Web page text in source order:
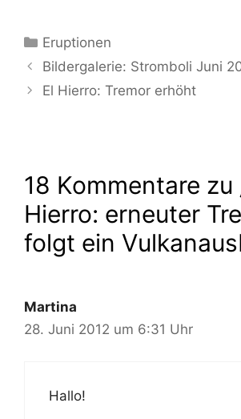
Kategorien
Eruptionen
Bildergalerie: Stromboli Juni
El Hierro: Tremor erhöht
18 Kommentare zu
Hierro: erneuter
folgt ein
Martina
28. Juni 2012 um 6:31 Uhr
Hallo!